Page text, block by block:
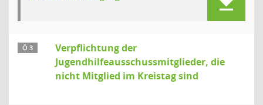
Ö 3
Verpflichtung der
Jugendhilfeausschussmitglieder, die
nicht Mitglied im Kreistag sind